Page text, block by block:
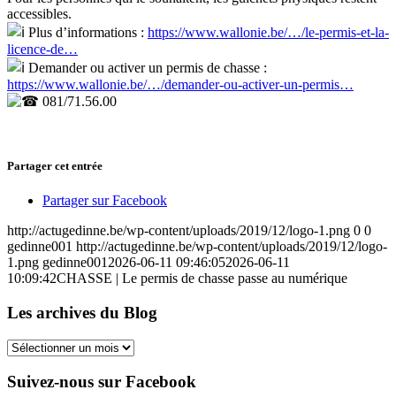
accessibles.
Plus d’informations : https://www.wallonie.be/…/le-permis-et-la-
licence-de…
Demander ou activer un permis de chasse :
https://www.wallonie.be/…/demander-ou-activer-un-permis…
081/71.56.00
Partager cet entrée
Partager sur Facebook
http://actugedinne.be/wp-content/uploads/2019/12/logo-1.png 0 0
gedinne001 http://actugedinne.be/wp-content/uploads/2019/12/logo-
1.png gedinne001 2026-06-11 09:46:052026-06-11
10:09:42CHASSE | Le permis de chasse passe au numérique
Les archives du Blog
Les
du
Suivez-nous sur Facebook